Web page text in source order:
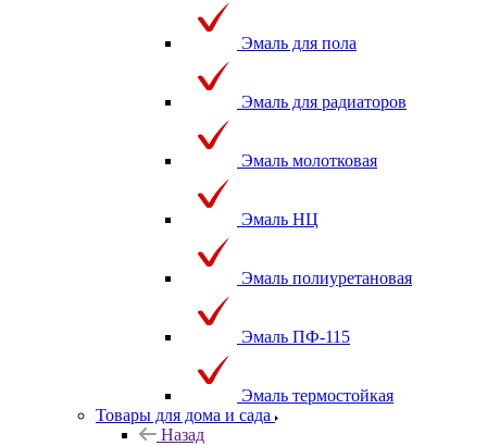
Эмаль для пола
Эмаль для радиаторов
Эмаль молотковая
Эмаль НЦ
Эмаль полиуретановая
Эмаль ПФ-115
Эмаль термостойкая
Товары для дома и сада
Назад